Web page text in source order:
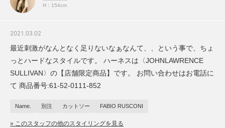
H：154cm
2021.03.02
最近刺激がなんとなく足りないなぁなんて、、という事で、ちょ
っとハードなスタイルです。 ハーネスは〈JOHNLAWRENCE
SULLIVAN〉の【店舗限定商品】です。 お問い合わせはお電話に
て 商品番号:61-52-0111-852
Name. 別注 カットソー FABIO RUSCONI
» このスタッフの他のスタイリングを見る